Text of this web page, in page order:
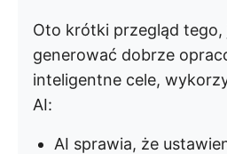
Oto krótki przegląd tego,
generować dobrze
inteligentne cele,
AI:
AI sprawia, że